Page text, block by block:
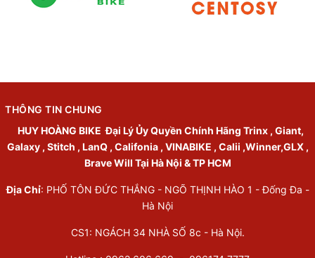
THÔNG TIN CHUNG
HUY HOÀNG BIKE Đại Lý Ủy Quyền Chính Hãng Trinx , Giant,
Galaxy , Stitch , LanQ , Califonia , VINABIKE , Calii ,Winner,GLX ,
Brave Will Tại Hà Nội & TP HCM
Địa Chỉ: PHỐ TÔN ĐỨC THẮNG - NGÕ THỊNH HÀO 1 - Đống Đa -
Hà Nội
CS1: NGÁCH 34 NHÀ SỐ 8c - Hà Nội.